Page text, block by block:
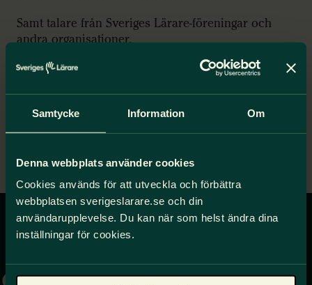
Samtycke Information Om
Denna webbplats använder cookies
Cookies används för att utveckla och förbättra
webbplatsen sverigeslarare.se och din
användarupplevelse. Du kan när som helst ändra dina
inställningar för cookies.
Samt talare från Sveriges Lärare-föreningar och
andra organisationer.
Kom och visa att vi är många som kräver
Bilagor
Affisch - PDF
till
startsidan